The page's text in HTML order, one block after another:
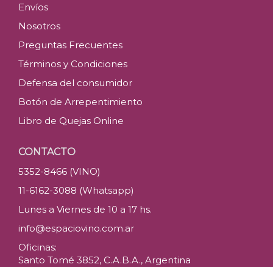
Envíos
Nosotros
Preguntas Frecuentes
Términos y Condiciones
Defensa del consumidor
Botón de Arrepentimiento
Libro de Quejas Online
CONTACTO
5352-8466 (VINO)
11-6162-3088 (Whatsapp)
Lunes a Viernes de 10 a 17 hs.
info@espaciovino.com.ar
Oficinas:
Santo Tomé 3852, C.A.B.A., Argentina